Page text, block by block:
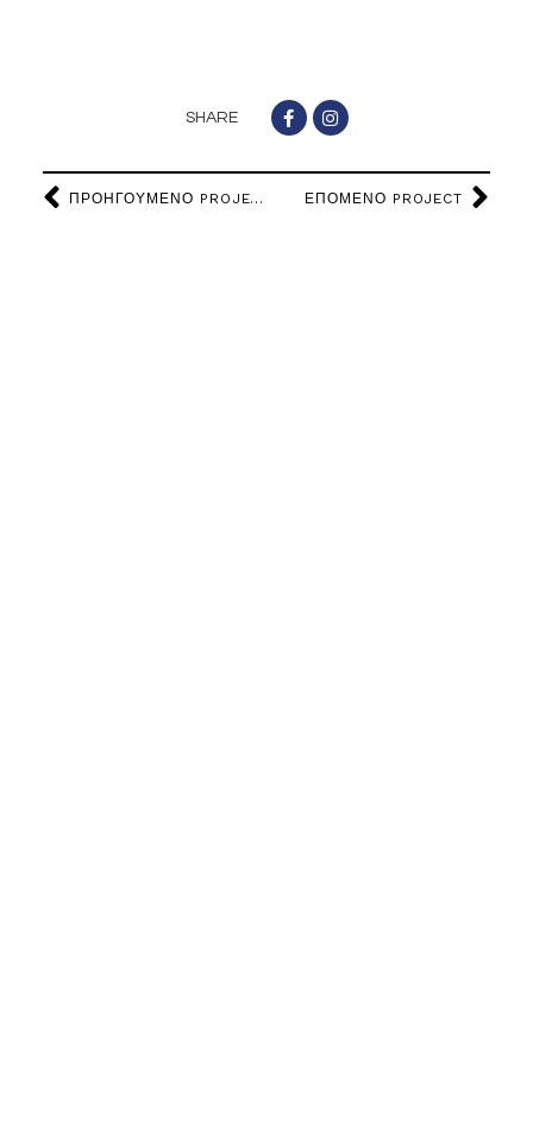
SHARE
ΠΡΟΗΓΟΥΜΕΝΟ PROJECT ΕΠΟΜΕΝΟ PROJECT